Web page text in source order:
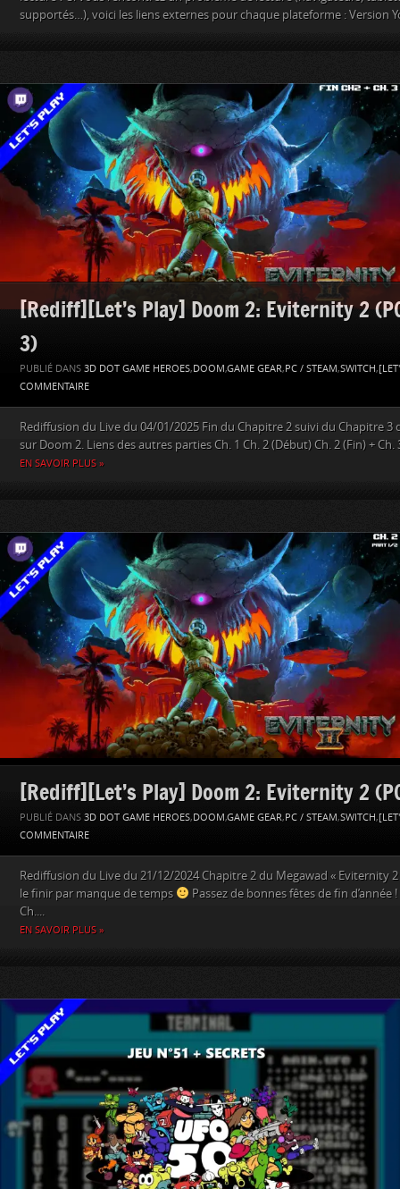
supportés…), voici les liens externes pour chaque plateforme : Version
[Rediff][Let’s Play] Doom 2: Eviternity 2
3)
PUBLIÉ DANS 3D DOT GAME HEROES, DOOM,GAME GEAR, PC / STEAM,SWITCH,
COMMENTAIRE
Rediffusion du Live du 04/01/2025 Fin du Chapitre 2 suivi du Chapitre 3
sur Doom 2. Liens des autres parties Ch. 1 Ch. 2 (Début) Ch. 2 (Fin) + Ch.
EN SAVOIR PLUS »
[Rediff][Let’s Play] Doom 2: Eviternity 2
PUBLIÉ DANS 3D DOT GAME HEROES, DOOM,GAME GEAR, PC / STEAM,SWITCH,
COMMENTAIRE
Rediffusion du Live du 21/12/2024 Chapitre 2 du Megawad « Eviternity 2
le finir par manque de temps
Passez de bonnes fêtes de fin d’année
Ch....
EN SAVOIR PLUS »